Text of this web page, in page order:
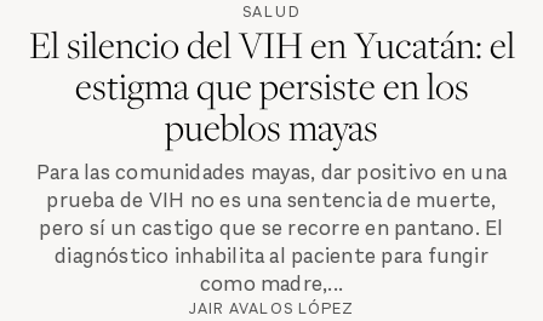
SALUD
El silencio del VIH en Yucatán: el
estigma que persiste en los
pueblos mayas
Para las comunidades mayas, dar positivo en una
prueba de VIH no es una sentencia de muerte,
pero sí un castigo que se recorre en pantano. El
diagnóstico inhabilita al paciente para fungir
como madre,...
JAIR AVALOS LÓPEZ